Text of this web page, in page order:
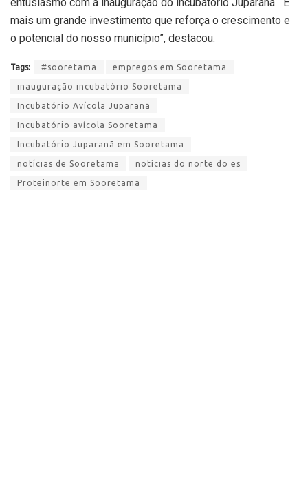
mais um grande investimento que reforça o crescimento e
o potencial do nosso município”, destacou.
Tags: #sooretama empregos em Sooretama
inauguração incubatório Sooretama
Incubatório Avícola Juparanã
Incubatório avícola Sooretama
Incubatório Juparanã em Sooretama
notícias de Sooretama notícias do norte do es
Proteinorte em Sooretama